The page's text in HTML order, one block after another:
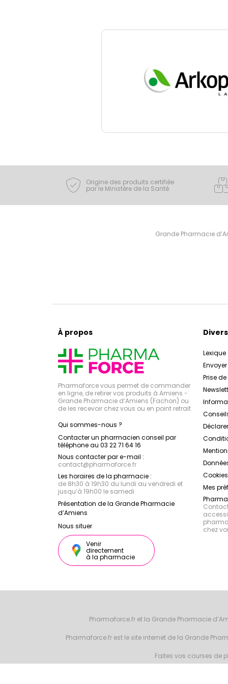
Origine des produits certifiée
par le Ministère de la Santé
Grande Pharmacie
À propos
Pharmaforce vous permet de commander
en ligne, de retirer vos produits à Amiens -
Grande Pharmacie d’Amiens (Fachon) ou
de les recevoir chez vous ou en point retrait
Qui sommes-nous ?
Contacter un pharmacien conseil par
téléphone au 03 22 71 64 16
Nous contacter par e-mail :
contact@pharmaforce.fr
Les horaires de la pharmacie :
de 8h30 à 19h30 du lundi au vendredi et
jusqu’à 19h00 le samedi
Présentation de la Grande Pharmacie
d’Amiens
Nous situer
Venir
directement
à la pharmacie
Divers
Lexique
Prise
Cookies
Mes
chez
Pharmaforce.fr et la Grande Pharmacie
Pharmaforce.fr est le site internet de la Grande
Faites vos courses de